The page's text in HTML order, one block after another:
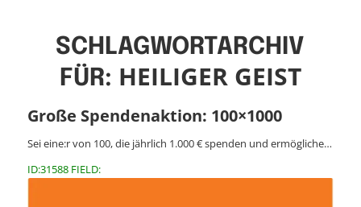
SCHLAGWORTARCHIV
FÜR: HEILIGER GEIST
Große Spendenaktion: 100×1000
Sei eine:r von 100, die jährlich 1.000 € spenden und ermögliche…
ID:31588 FIELD: